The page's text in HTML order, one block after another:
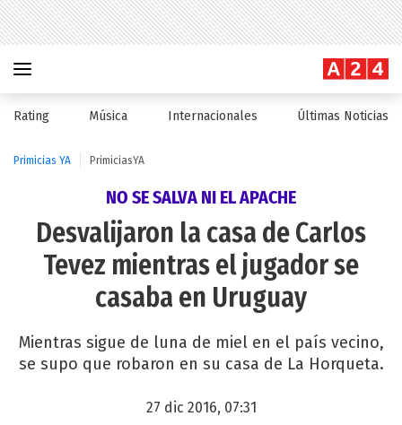
Rating Música Internacionales Últimas Noticias
Primicias YA PrimiciasYA
NO SE SALVA NI EL APACHE
Desvalijaron la casa de Carlos
Tevez mientras el jugador se
casaba en Uruguay
Mientras sigue de luna de miel en el país vecino,
se supo que robaron en su casa de La Horqueta.
27 dic 2016, 07:31